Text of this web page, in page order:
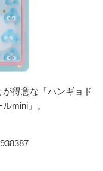
得意な「ハンギョド
mini」。